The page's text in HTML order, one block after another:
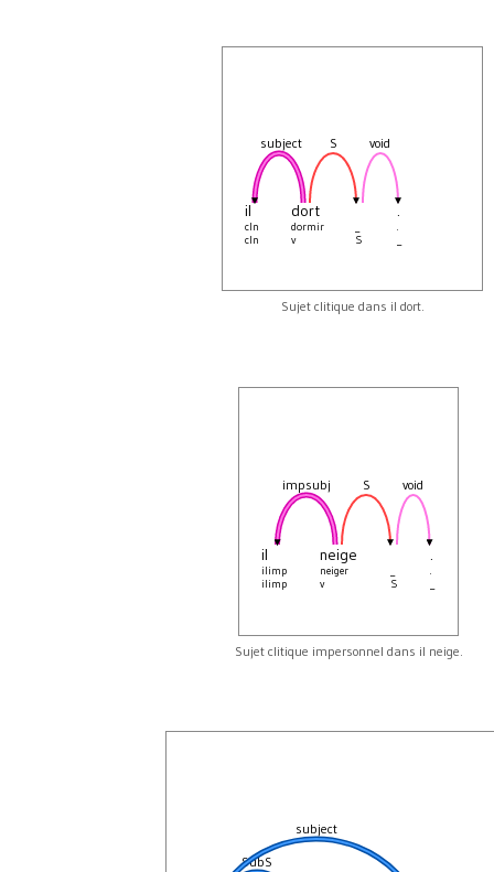
il
cln
cln
dort
dormir
v
S
.
void
S
subject
Sujet clitique dans il dort.
il
ilimp
ilimp
neige
neiger
v
S
void
S
impsubj
Sujet clitique impersonnel dans il neige.
SubS
subject